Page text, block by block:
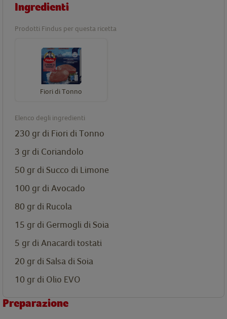
Ingredienti
Prodotti Findus per questa ricetta
Fiori di Tonno
Elenco degli ingredienti
230 gr di Fiori di Tonno
3 gr di Coriandolo
50 gr di Succo di Limone
100 gr di Avocado
80 gr di Rucola
15 gr di Germogli di Soia
5 gr di Anacardi tostati
20 gr di Salsa di Soia
10 gr di Olio EVO
Preparazione